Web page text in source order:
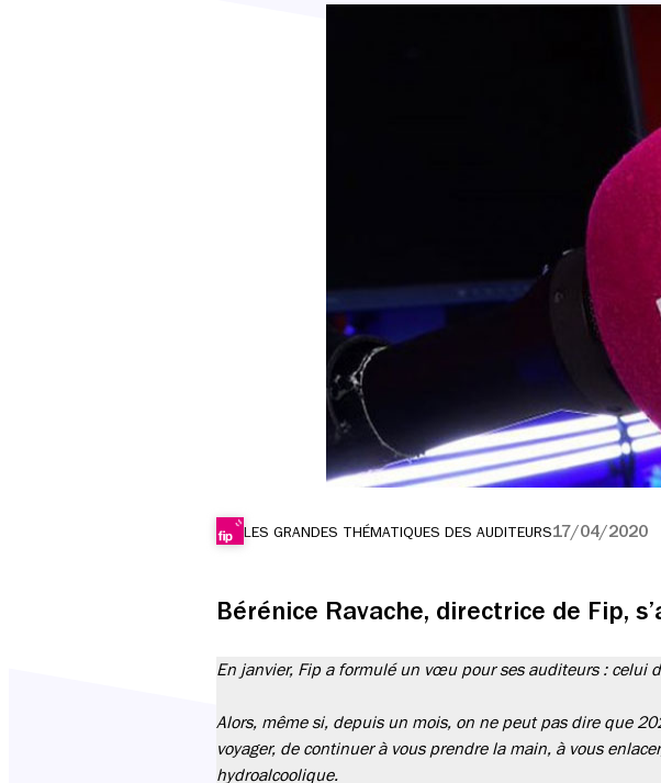
LES GRANDES THÉMATIQUES DES AUDITEURS17/04/2020
Bérénice Ravache, directrice de Fip,
En janvier, Fip a formulé un vœu pour ses auditeurs : celui
Alors, même si, depuis un mois, on ne peut pas dire que
voyager, de continuer à vous prendre la main, à vous
hydroalcoolique.